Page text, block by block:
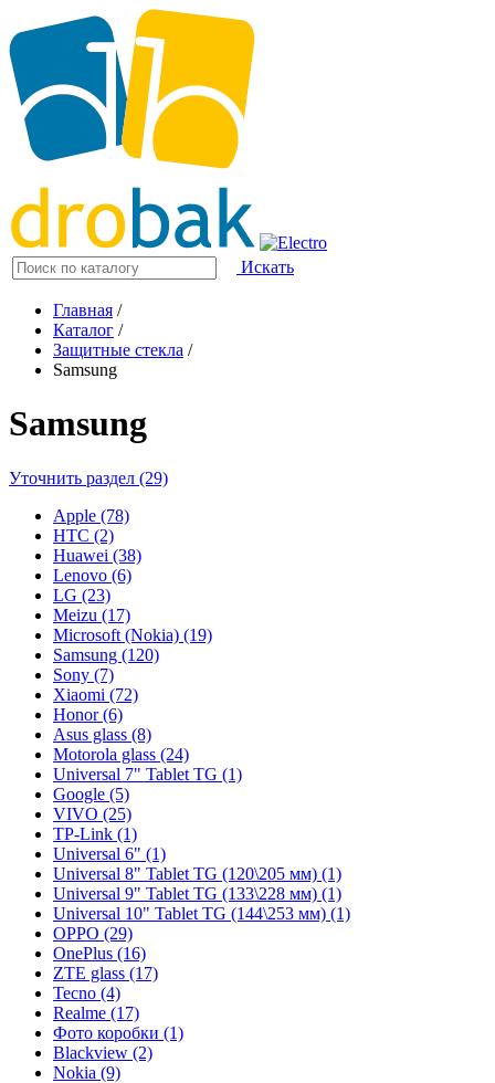
Искать
Главная /
Каталог /
Защитные стекла /
Samsung
Samsung
Уточнить раздел (29)
Apple (78)
HTC (2)
Huawei (38)
Lenovo (6)
LG (23)
Meizu (17)
Microsoft (Nokia) (19)
Samsung (120)
Sony (7)
Xiaomi (72)
Honor (6)
Asus glass (8)
Motorola glass (24)
Universal 7" Tablet TG (1)
Google (5)
VIVO (25)
TP-Link (1)
Universal 6" (1)
Universal 8" Tablet TG (120\205 мм) (1)
Universal 9" Tablet TG (133\228 мм) (1)
Universal 10" Tablet TG (144\253 мм) (1)
OPPO (29)
OnePlus (16)
ZTE glass (17)
Tecno (4)
Realme (17)
Фото коробки (1)
Blackview (2)
Nokia (9)